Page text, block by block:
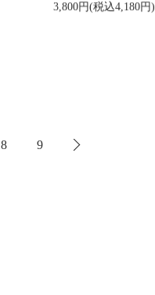
3,800円(税込4,180円)
8 9